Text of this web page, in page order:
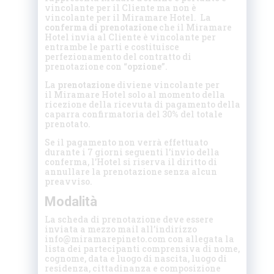
vincolante per il Cliente ma non è
vincolante per il Miramare Hotel. La
conferma di prenotazioneche il Miramare
Hotel invia al Cliente è vincolante per
entrambe le parti e costituisce
perfezionamento del contratto di
prenotazione con “opzione”.
La prenotazionediviene vincolante per
il Miramare Hotel solo al momento della
ricezione della ricevuta di pagamento della
caparra confirmatoria del 30% del totale
prenotato.
Se il pagamento non verrà effettuato
durante i 7 giorni seguenti l’invio della
conferma, l’Hotel si riserva il diritto di
annullare la prenotazione senza alcun
preavviso.
Modalità
La scheda di prenotazione deve essere
inviata a mezzo mail all’indirizzo
info@miramarepineto.com con allegata la
lista dei partecipanti comprensiva di nome,
cognome, data e luogo di nascita, luogo di
residenza, cittadinanza e composizione